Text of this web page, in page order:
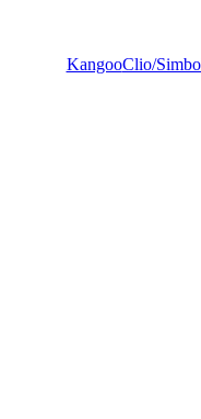
KangooClio/